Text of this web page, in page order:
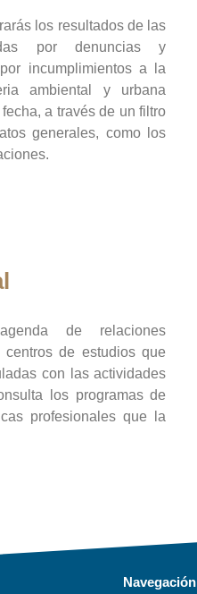
los resultados de las
por denuncias y
incumplimientos a la
ambiental y urbana
a través de un filtro
generales, como los
de relaciones
centros de estudios que
con las actividades
los programas de
profesionales que la
Navegación